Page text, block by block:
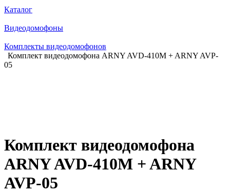
Каталог
Видеодомофоны
Комплекты видеодомофонов
Комплект видеодомофона ARNY AVD-410M + ARNY AVP-
05
Комплект видеодомофона
ARNY AVD-410M + ARNY
AVP-05